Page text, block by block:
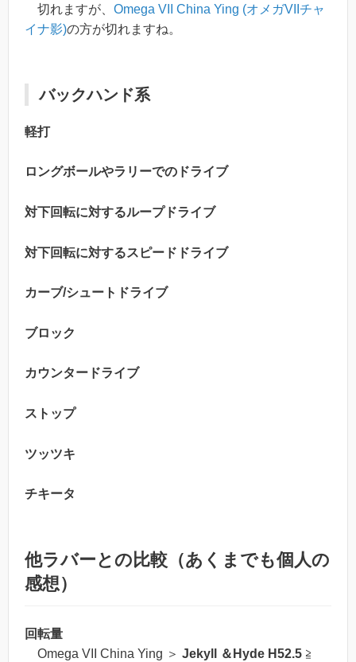
切れますが、 Omega VII China Ying (オメガVIIチャ
イナ影)の方が切れますね。
バックハンド系
軽打
ロングボールやラリーでのドライブ
対下回転に対するループドライブ
対下回転に対するスピードドライブ
カーブ/シュートドライブ
ブロック
カウンタードライブ
ストップ
ツッツキ
チキータ
他ラバーとの比較（あくまでも個人の
感想）
回転量
Omega VII China Ying ＞ Jekyll ＆Hyde H52.5 ≧